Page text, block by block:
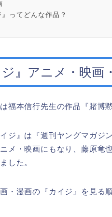
』ってどんな作品？
ジ』アニメ・映
は福本信行先生の作品『賭
イジ』は『週刊ヤングマガ
メ・映画にもなり、藤原竜
した。
・漫画の『カイジ』を見る